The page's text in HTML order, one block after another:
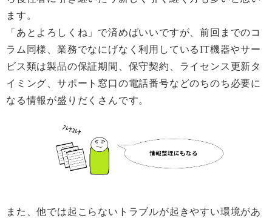
ます。
「あとよろしくね」で済めばいいですが、前回までのコ
ラム同様、業務でなにげなく利用しているIT機器やサー
ビス類は製品の保証期間、保守契約、ライセンス更新タ
イミング、サポート窓口の電話番号などのちのち必要に
なる情報が盛りだくさんです。
また、他では起こらないトラブルが起きやすい環境があ